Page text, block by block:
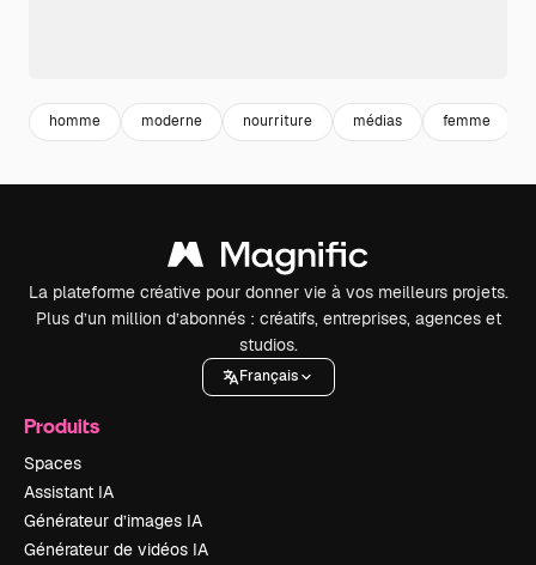
homme moderne nourriture médias femme
La plateforme créative pour donner vie à vos meilleurs projets.
Plus d’un million d’abonnés : créatifs, entreprises, agences et
studios.
Français
Produits
Spaces
Assistant IA
Générateur d’images IA
Générateur de vidéos IA